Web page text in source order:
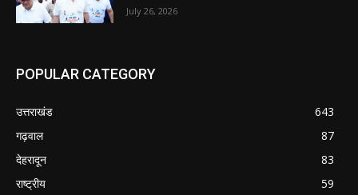
July 26, 2026
POPULAR CATEGORY
उत्तराखंड
643
गढ़वाल
87
देहरादून
83
राष्ट्रीय
59